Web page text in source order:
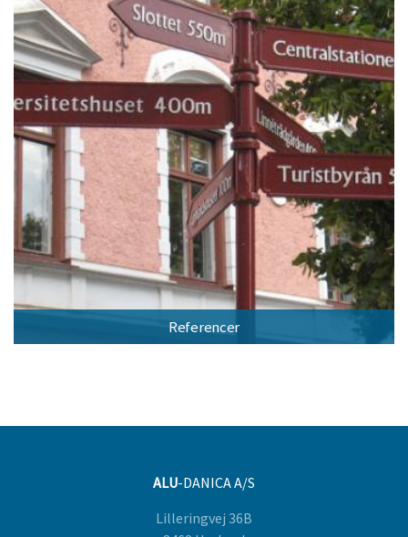
Referencer
ALU-DANICA A/S
Lilleringvej 36B